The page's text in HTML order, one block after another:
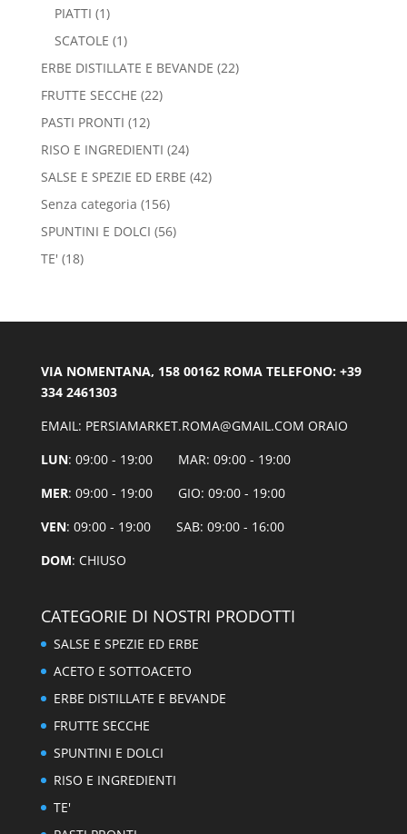
PIATTI (1)
SCATOLE (1)
ERBE DISTILLATE E BEVANDE (22)
FRUTTE SECCHE (22)
PASTI PRONTI (12)
RISO E INGREDIENTI (24)
SALSE E SPEZIE ED ERBE (42)
Senza categoria (156)
SPUNTINI E DOLCI (56)
TE' (18)
VIA NOMENTANA, 158 00162 ROMA TELEFONO: +39
334 2461303
EMAIL: PERSIAMARKET.ROMA@GMAIL.COM ORAIO
LUN: 09:00 - 19:00 MAR: 09:00 - 19:00
MER: 09:00 - 19:00 GIO: 09:00 - 19:00
VEN: 09:00 - 19:00 SAB: 09:00 - 16:00
DOM: CHIUSO
CATEGORIE DI NOSTRI PRODOTTI
SALSE E SPEZIE ED ERBE
ACETO E SOTTOACETO
ERBE DISTILLATE E BEVANDE
FRUTTE SECCHE
SPUNTINI E DOLCI
RISO E INGREDIENTI
TE'